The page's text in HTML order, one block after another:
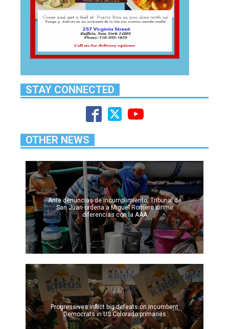
STAY CONNECTED
OTHER NEWS
Ante denuncias de incumplimiento, Tribunal de
San Juan ordena a Miguel Romero dirimir
diferencias con la AAA
Progressives inflict big defeats on incumbent
Democrats in US Colorado primaries